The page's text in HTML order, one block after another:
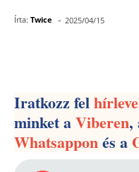
Írta: Twice - 2025/04/15
Iratkozz fel
minket aViberen,
Whatsapponés a